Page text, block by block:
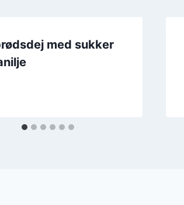
med sukker